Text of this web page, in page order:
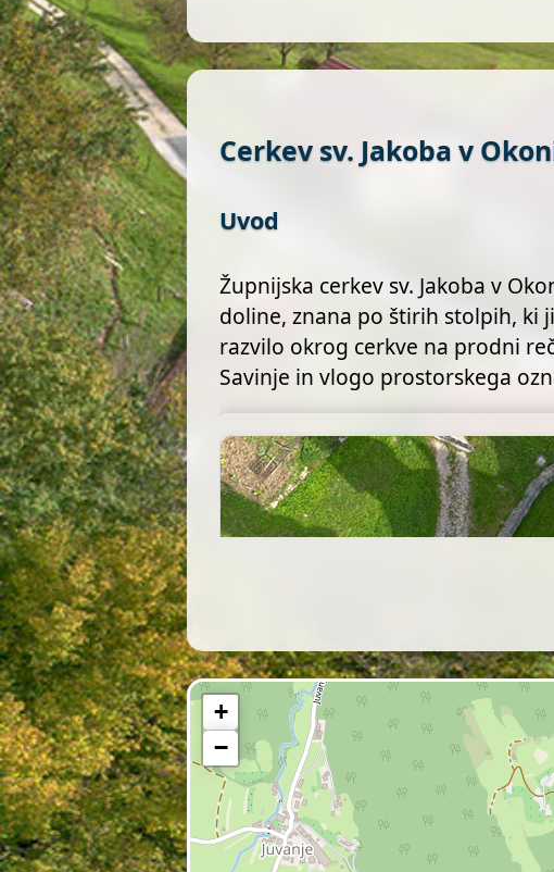
Cerkev sv. Jakoba v
Uvod
Župnijska cerkev sv. Jakoba v
doline, znana po štirih stolpih, ki
razvilo okrog cerkve na prodni
Savinje in vlogo prostorskega
+
−